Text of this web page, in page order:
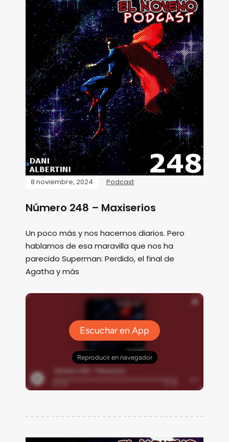
8 noviembre, 2024 Podcast
Número 248 – Maxiserios
Un poco más y nos hacemos diarios. Pero
hablamos de esa maravilla que nos ha
parecido Superman: Perdido, el final de
Agatha y más